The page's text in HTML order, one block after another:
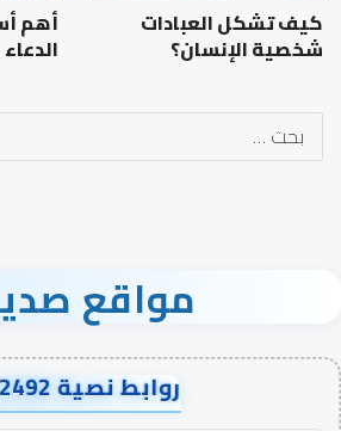
كيف تشكل العبادات
شخصية الإنسان؟
أهم
الدعاء
مواقع
روابط نصية AA2492